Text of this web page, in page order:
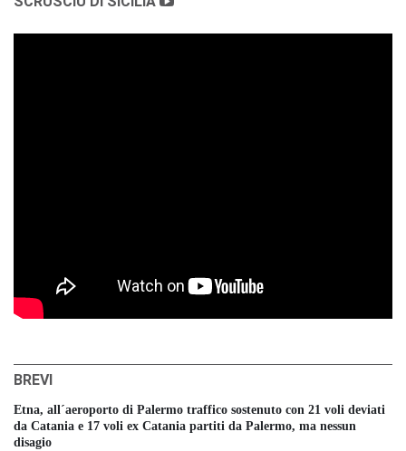
BREVI
Etna, all´aeroporto di Palermo traffico sostenuto con 21 voli deviati
da Catania e 17 voli ex Catania partiti da Palermo, ma nessun
disagio